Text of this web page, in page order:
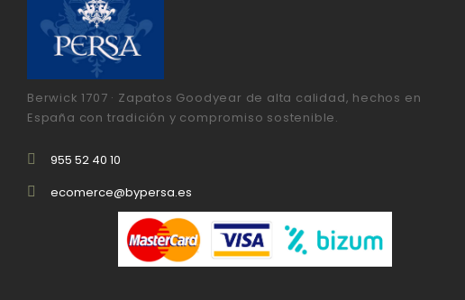
Berwick 1707 · Zapatos Goodyear de alta calidad, hechos en
España con tradición y compromiso sostenible.
955 52 40 10
ecomerce@bypersa.es